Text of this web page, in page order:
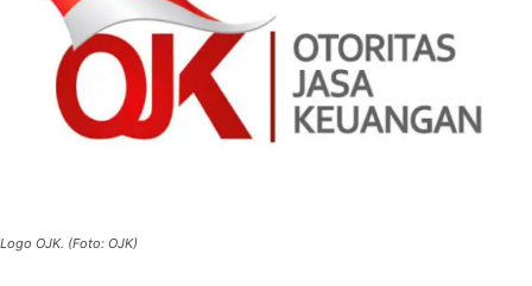
Logo OJK. (Foto: OJK)